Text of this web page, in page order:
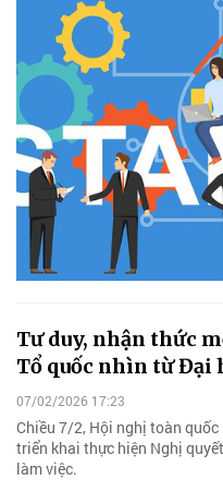
Tư duy, nhận thức
Tổ quốc nhìn từ Đại
07/02/2026 17:23
Chiều 7/2, Hội nghị toàn
triển khai thực hiện Nghị
làm việc.